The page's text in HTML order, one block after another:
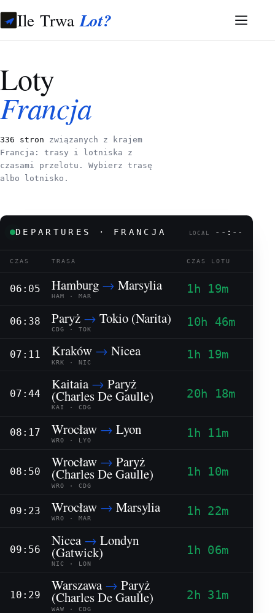
Ile TrwaLot?
Loty
Francja
336 stron związanych z krajem
Francja: trasy i lotniska z
czasami przelotu. Wybierz trasę
albo lotnisko.
DEPARTURES · FRANCJA LOCAL --:--
CZAS TRASA CZAS LOTU
06:05 Hamburg → Marsylia
HAM · MAR
1h 19m
06:38 Paryż → Tokio (Narita)
CDG · TOK
10h 46m
07:11 Kraków → Nicea
KRK · NIC
1h 19m
07:44
Kaitaia → Paryż
(Charles De Gaulle)
KAI · CDG
20h 18m
08:17 Wrocław → Lyon
WRO · LYO
1h 11m
08:50
Wrocław → Paryż
(Charles De Gaulle)
WRO · CDG
1h 10m
09:23 Wrocław → Marsylia
WRO · MAR
1h 22m
09:56
Nicea → Londyn
(Gatwick)
NIC · LON
1h 06m
10:29
Warszawa → Paryż
(Charles De Gaulle)
WAW · CDG
2h 31m